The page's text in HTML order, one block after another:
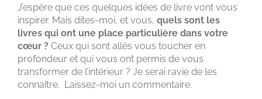
J’espère que ces quelques idées de livre vont vous
inspirer. Mais dites-moi, et vous, quels sont les
livres qui ont une place particulière dans votre
cœur ? Ceux qui sont allés vous toucher en
profondeur et qui vous ont permis de vous
transformer de l’intérieur ? Je serai ravie de les
connaître. Laissez-moi un commentaire.